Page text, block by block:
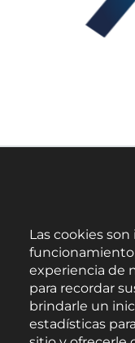
Las cookies
funcionamiento
experiencia de
para recordar
brindarle un
estadísticas